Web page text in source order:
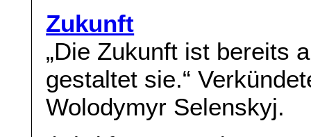
Zukunft
„Die Zukunft ist bereits
gestaltet sie.“
Wolodymyr Selenskyj.